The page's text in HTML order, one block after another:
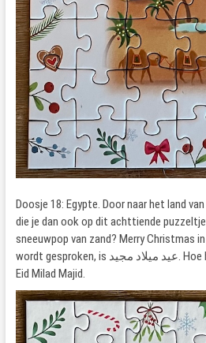
Doosje 18: Egypte. Door naar het land
die je dan ook op dit achttiende
sneeuwpop van zand? Merry Christmas
wordt gesproken, is عيد ميلاد مجيد. Hoe het uitgesproken wordt is
Eid Milad Majid.